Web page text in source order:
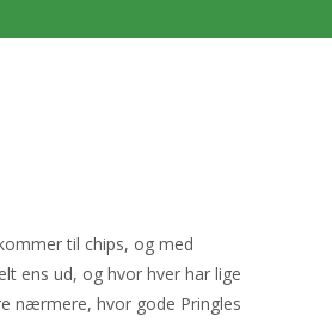
til chips, og med
ens ud, og hvor hver har lige
nærmere, hvor gode Pringles